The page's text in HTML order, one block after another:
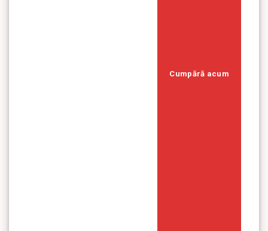
Cumpără acum